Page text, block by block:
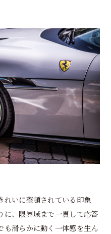
れいに整頓されている印象
に、限界域まで一貫して応答
も滑らかに動く一体感を生ん